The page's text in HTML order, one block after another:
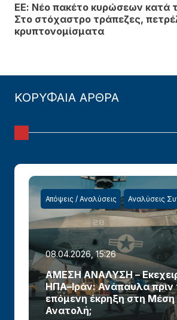
ΕΕ: Νέο πακέτο κυρώσεων κατά
Στο στόχαστρο τράπεζες,
κρυπτονομίσματα
ΚΟΡΥΦΑΙΑ ΑΡΘΡΑ
Απόψεις / Αναλύσεις Αναλύσεις
08.04.2026, 15:26
ΑΜΕΣΗ ΑΝΑΛΥΣΗ –
ΗΠΑ–Ιράν: Ανάπαυλα πριν
επόμενη έκρηξη στη Μέση
Ανατολή;